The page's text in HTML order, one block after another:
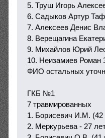
5. Труш Игорь
6. Садыков Артур
7. Алексеев Денис
8. Верещагина
9. Михайлов Юрий
10. Неизамиев Роман
ФИО остальных
ГКБ №1
7 травмированных
1. Борисевич И.М. (42
2. Меркурьева - 27